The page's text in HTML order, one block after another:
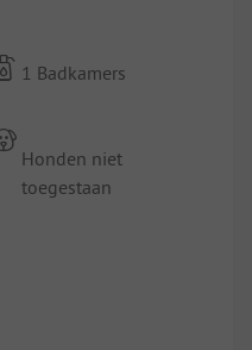
1 Badkamers
Honden niet
toegestaan